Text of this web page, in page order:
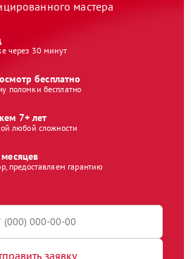
мастера
через 30 минут
бесплатно
поломки бесплатно
7+ лет
любой сложности
предоставляем гарантию
заявку